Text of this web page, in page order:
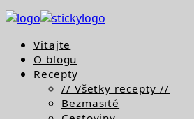
Vitajte
O blogu
Recepty
// Všetky recepty //
Bezmäsité